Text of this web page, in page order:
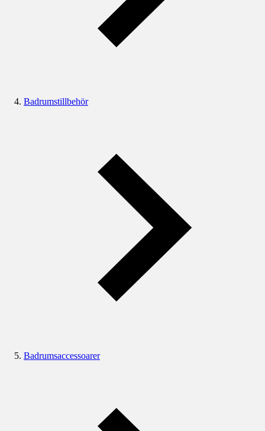
Badrumstillbehör
Badrumsaccessoarer